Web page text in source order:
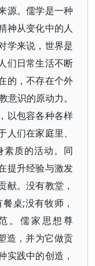
源。儒学是一种
神从变化中的人
学来说，世界是
们日常生活不断
的，不存在个外
识的原动力。
以包容各种各样
们在家庭里、
质的活动。同
提升经验与激发
献。没有教堂，
桌;没有牧师，
。儒家思想尊
造，并为它做贡
实践中的创造，